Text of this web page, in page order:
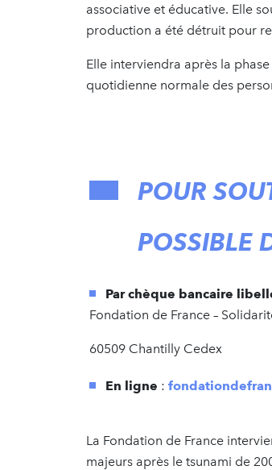
associative et éducative. Elle
production a été détruit pour
Elle interviendra après la
quotidienne normale des
POUR
POSSIBLE
Par chèque bancaire
Fondation de France –
60509 Chantilly Cedex
En ligne :
La Fondation de France
majeurs après le tsunami de